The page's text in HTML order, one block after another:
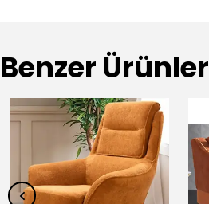
Benzer Ürünler